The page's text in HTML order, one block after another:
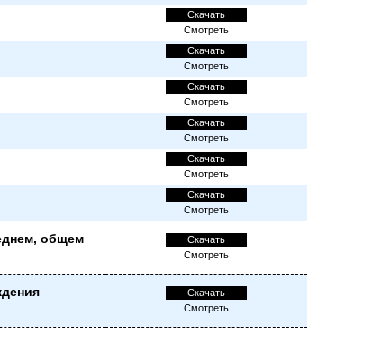
Скачать
Смотреть
Скачать
Смотреть
Скачать
Смотреть
Скачать
Смотреть
Скачать
Смотреть
Скачать
Смотреть
общем
Скачать
Смотреть
Скачать
Смотреть